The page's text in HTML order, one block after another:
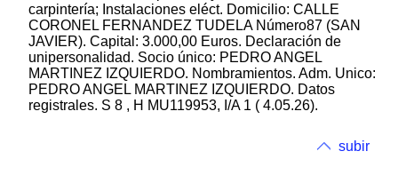
carpintería; Instalaciones eléct. Domicilio: CALLE
CORONEL FERNANDEZ TUDELA Número87 (SAN
JAVIER). Capital: 3.000,00 Euros. Declaración de
unipersonalidad. Socio único: PEDRO ANGEL
MARTINEZ IZQUIERDO. Nombramientos. Adm. Unico:
PEDRO ANGEL MARTINEZ IZQUIERDO. Datos
registrales. S 8 , H MU119953, I/A 1 ( 4.05.26).
subir